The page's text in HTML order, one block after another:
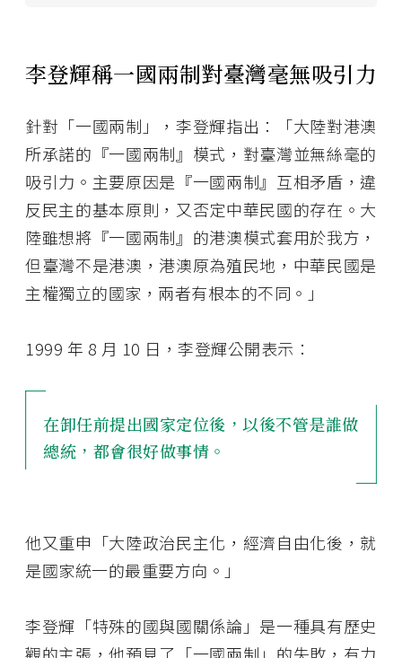
李登輝稱一國兩制對臺灣毫無吸引力
針對「一國兩制」，李登輝指出：「大陸對港澳
所承諾的『一國兩制』模式，對臺灣並無絲毫的
吸引力。主要原因是『一國兩制』互相矛盾，違
反民主的基本原則，又否定中華民國的存在。大
陸雖想將『一國兩制』的港澳模式套用於我方，
但臺灣不是港澳，港澳原為殖民地，中華民國是
主權獨立的國家，兩者有根本的不同。」
1999 年 8 月 10 日，李登輝公開表示：
在卸任前提出國家定位後，以後不管是誰做
總統，都會很好做事情。
他又重申「大陸政治民主化，經濟自由化後，就
是國家統一的最重要方向。」
李登輝「特殊的國與國關係論」是一種具有歷史